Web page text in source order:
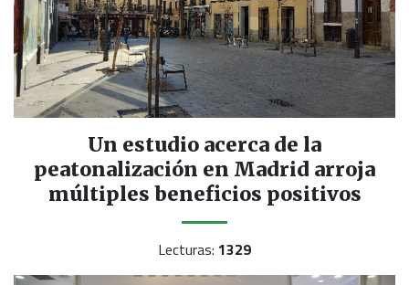
Un estudio acerca de la
peatonalización en Madrid arroja
múltiples beneficios positivos
Lecturas: 1329